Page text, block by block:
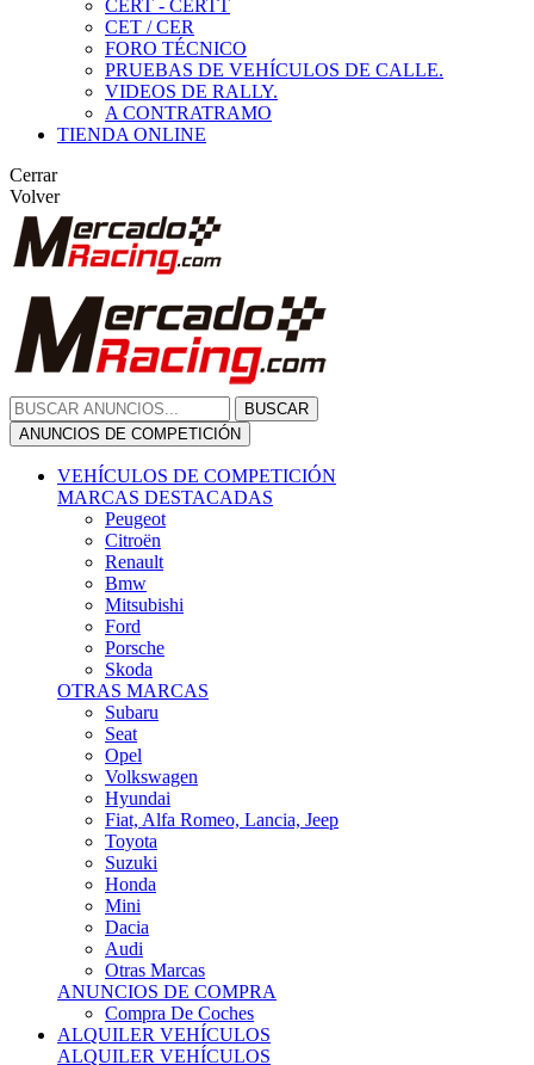
CERT - CERTT
CET / CER
FORO TÉCNICO
PRUEBAS DE VEHÍCULOS DE CALLE.
VIDEOS DE RALLY.
A CONTRATRAMO
TIENDA ONLINE
Cerrar
Volver
BUSCAR
ANUNCIOS DE COMPETICIÓN
VEHÍCULOS DE COMPETICIÓN
MARCAS DESTACADAS
Peugeot
Citroën
Renault
Bmw
Mitsubishi
Ford
Porsche
Skoda
OTRAS MARCAS
Subaru
Seat
Opel
Volkswagen
Hyundai
Fiat, Alfa Romeo, Lancia, Jeep
Toyota
Suzuki
Honda
Mini
Dacia
Audi
Otras Marcas
ANUNCIOS DE COMPRA
Compra De Coches
ALQUILER VEHÍCULOS
ALQUILER VEHÍCULOS